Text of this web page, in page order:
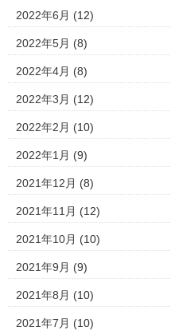
2022年6月 (12)
2022年5月 (8)
2022年4月 (8)
2022年3月 (12)
2022年2月 (10)
2022年1月 (9)
2021年12月 (8)
2021年11月 (12)
2021年10月 (10)
2021年9月 (9)
2021年8月 (10)
2021年7月 (10)